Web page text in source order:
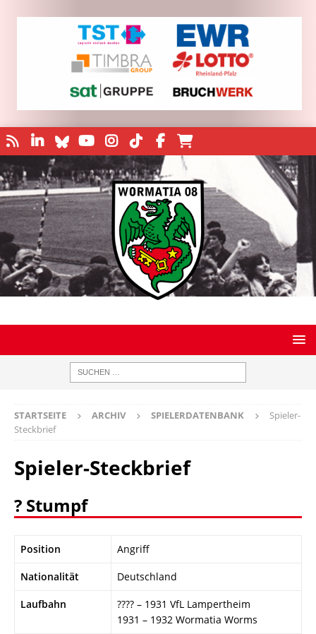
STARTSEITE ARCHIV SPIELERDATENBANK
Spieler-
Steckbrief
Spieler-Steckbrief
? Stumpf
Position Angriff
Nationalität Deutschland
Laufbahn
???? – 1931 VfL Lampertheim
1931 – 1932 Wormatia Worms